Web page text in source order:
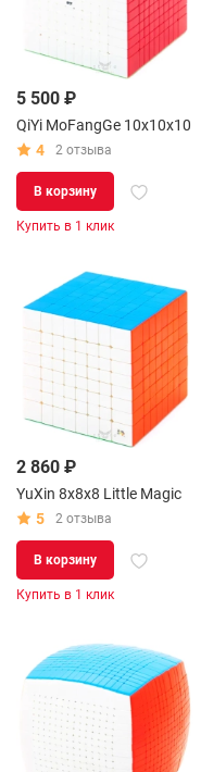
5 500 ₽
QiYi MoFangGe 10x10x10
4
2 отзыва
В корзину
Купить в 1 клик
2 860 ₽
YuXin 8x8x8 Little Magic
5
2 отзыва
В корзину
Купить в 1 клик